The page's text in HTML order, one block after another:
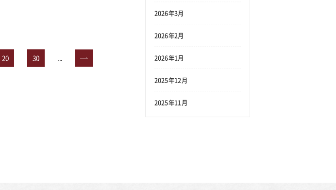
20 30 »
2026年3月
2026年2月
2026年1月
2025年12月
2025年11月